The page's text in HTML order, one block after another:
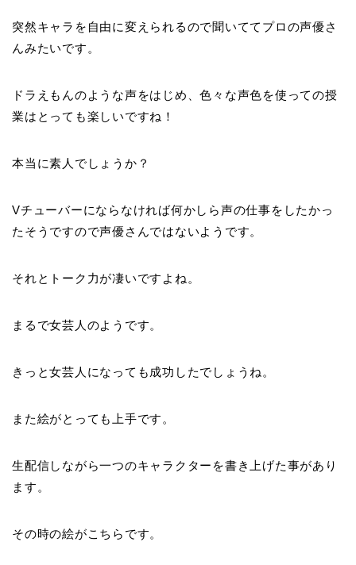
突然キャラを自由に変えられるので聞いててプロの声優さ
んみたいです。
ドラえもんのような声をはじめ、色々な声色を使っての授
業はとっても楽しいですね！
本当に素人でしょうか？
Vチューバーにならなければ何かしら声の仕事をしたかっ
たそうですので声優さんではないようです。
それとトーク力が凄いですよね。
まるで女芸人のようです。
きっと女芸人になっても成功したでしょうね。
また絵がとっても上手です。
生配信しながら一つのキャラクターを書き上げた事があり
ます。
その時の絵がこちらです。